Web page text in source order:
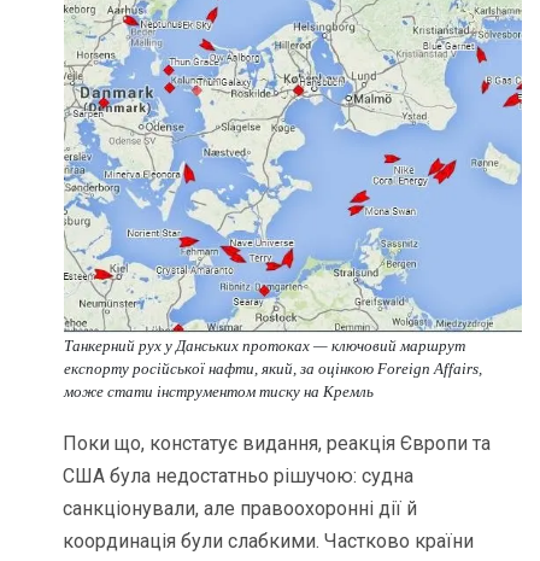
Танкерний рух у Данських протоках — ключовий маршрут
експорту російської нафти, який, за оцінкою Foreign Affairs,
може стати інструментом тиску на Кремль
Поки що, констатує видання, реакція Європи та
США була недостатньо рішучою: судна
санкціонували, але правоохоронні дії й
координація були слабкими. Частково країни